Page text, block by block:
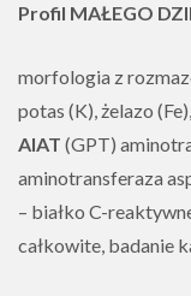
Profil MAŁEGO
morfologia z
potas (K), żelazo
AlAT (GPT)
aminotransferaza
– białko C-
całkowite, badanie